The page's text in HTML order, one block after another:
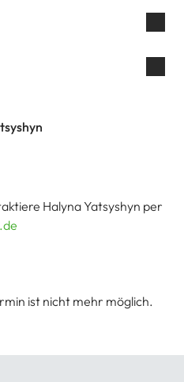
Halyna Yatsyshyn per
ist nicht mehr möglich.